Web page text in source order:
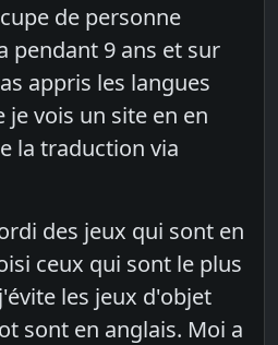
de personne
pendant 9 ans et sur
appris les langues
je vois un site en en
la traduction via
des jeux qui sont en
ceux qui sont le plus
les jeux d'objet
sont en anglais. Moi a